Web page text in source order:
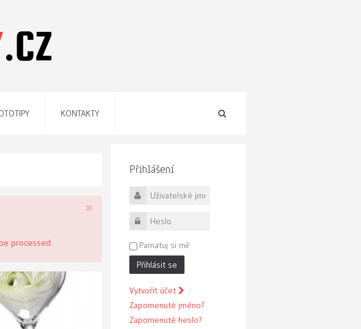
KONTAKTY
processed.
Přihlášení
Uživatelské jméno
Heslo
Pamatuj si mě
Přihlásit se
Vytvořit účet
Zapomenuté jméno?
Zapomenuté heslo?